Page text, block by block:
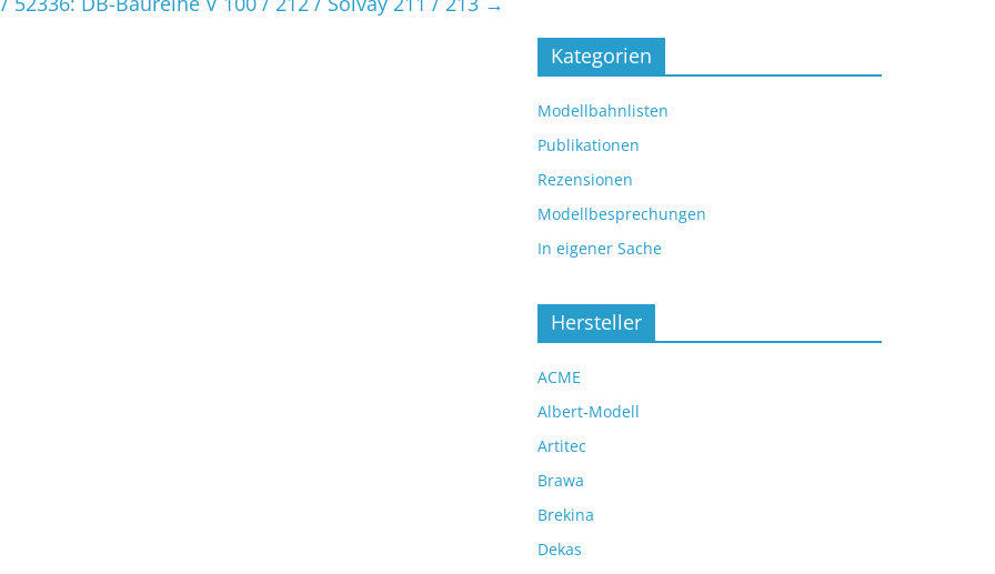
Kategorien
Modellbahnlisten
Publikationen
Rezensionen
Modellbesprechungen
In eigener Sache
Hersteller
ACME
Albert-Modell
Artitec
Brawa
Brekina
Dekas